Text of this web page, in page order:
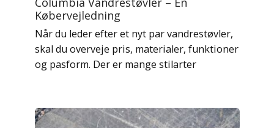
Købervejledning
Når du leder efter et nyt par vandrestøvler,
skal du overveje pris, materialer, funktioner
og pasform. Der er mange stilarter